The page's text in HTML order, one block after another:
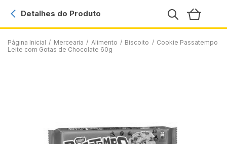
Página Inicial / Mercearia / Alimento / Biscoito / Cookie Passatempo
Leite com Gotas de Chocolate 60g
Detalhes do Produto